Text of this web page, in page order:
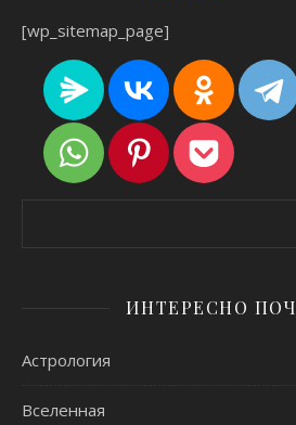
[wp_sitemap_page]
ИНТЕРЕСНО
Астрология
Вселенная